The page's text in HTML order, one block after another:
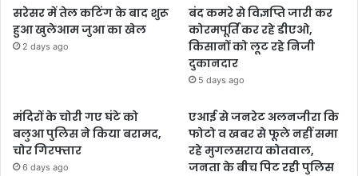
सरेसर में तेल कटिंग के बाद शुरू
हुआ खुलेआम जुआ का खेल
2 days ago
बंद कमरे से विज्ञप्ति जारी कर
कोरमपूर्ति कर रहे डीएओ,
किसानों को लूट रहे निजी
दुकानदार
5 days ago
मंदिरों के चोरी गए घंटे को
बलुआ पुलिस ने किया बरामद,
चोर गिरफ्तार
6 days ago
एआई से जनरेट अलनजीरा कि
फोटो व खबर से फूले नहीं समा
रहे मुगलसराय कोतवाल,
जनता के बीच पिट रही पुलिस